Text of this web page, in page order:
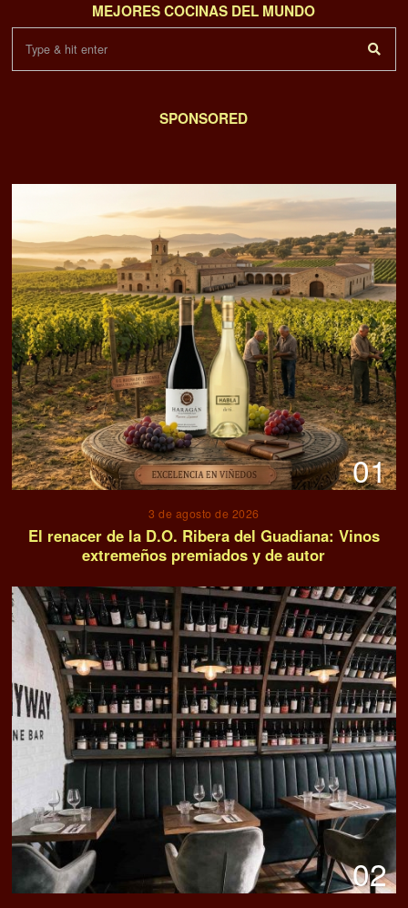
MEJORES COCINAS DEL MUNDO
SPONSORED
01
3 de agosto de 2026
El renacer de la D.O. Ribera del Guadiana: Vinos
extremeños premiados y de autor
02